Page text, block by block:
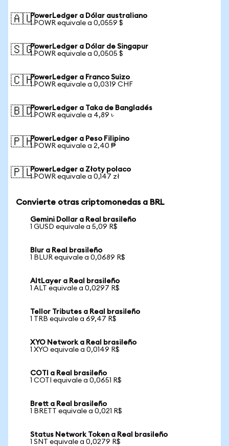
🇦🇺PowerLedger a Dólar australiano
1 POWR equivale a 0,0559 $
🇸🇬PowerLedger a Dólar de Singapur
1 POWR equivale a 0,0505 $
🇨🇭PowerLedger a Franco Suizo
1 POWR equivale a 0,0319 CHF
🇧🇩PowerLedger a Taka de Bangladés
1 POWR equivale a 4,89 ৳
🇵🇭PowerLedger a Peso Filipino
1 POWR equivale a 2,40 ₱
🇵🇱PowerLedger a Złoty polaco
1 POWR equivale a 0,147 zł
Convierte otras criptomonedas a BRL
Gemini Dollar a Real brasileño
1 GUSD equivale a 5,09 R$
Blur a Real brasileño
1 BLUR equivale a 0,0689 R$
AltLayer a Real brasileño
1 ALT equivale a 0,0297 R$
Tellor Tributes a Real brasileño
1 TRB equivale a 69,47 R$
XYO Network a Real brasileño
1 XYO equivale a 0,0149 R$
COTI a Real brasileño
1 COTI equivale a 0,0651 R$
Brett a Real brasileño
1 BRETT equivale a 0,021 R$
Status Network Token a Real brasileño
1 SNT equivale a 0,0279 R$